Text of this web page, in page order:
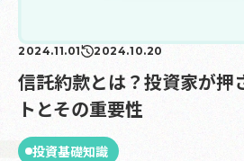
2024.11.01 2024.10.20
信託約款とは？投資家が押
トとその重要性
投資基礎知識